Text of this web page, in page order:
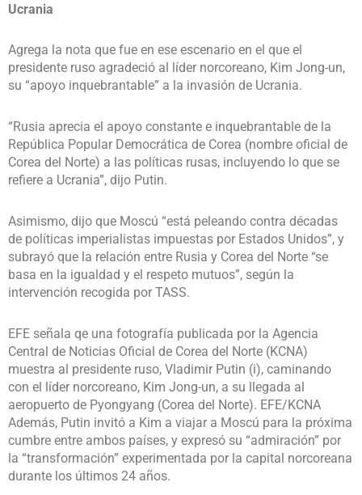
Ucrania
Agrega la nota que fue en ese escenario en el que el
presidente ruso agradeció al líder norcoreano, Kim Jong-un,
su “apoyo inquebrantable” a la invasión de Ucrania.
“Rusia aprecia el apoyo constante e inquebrantable de la
República Popular Democrática de Corea (nombre oficial de
Corea del Norte) a las políticas rusas, incluyendo lo que se
refiere a Ucrania”, dijo Putin.
Asimismo, dijo que Moscú “está peleando contra décadas
de políticas imperialistas impuestas por Estados Unidos”, y
subrayó que la relación entre Rusia y Corea del Norte “se
basa en la igualdad y el respeto mutuos”, según la
intervención recogida por TASS.
EFE señala qe una fotografía publicada por la Agencia
Central de Noticias Oficial de Corea del Norte (KCNA)
muestra al presidente ruso, Vladimir Putin (i), caminando
con el líder norcoreano, Kim Jong-un, a su llegada al
aeropuerto de Pyongyang (Corea del Norte). EFE/KCNA
Además, Putin invitó a Kim a viajar a Moscú para la próxima
cumbre entre ambos países, y expresó su “admiración” por
la “transformación” experimentada por la capital norcoreana
durante los últimos 24 años.